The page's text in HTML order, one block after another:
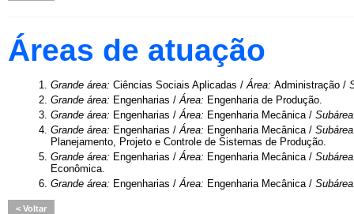
Áreas de atuação
1. Grande área: Ciências Sociais Aplicadas /Área: Administração /
2. Grande área: Engenharias /Área: Engenharia de Produção.
3. Grande área: Engenharias /Área: Engenharia Mecânica /
4. Grande área: Engenharias /Área: Engenharia Mecânica /
Planejamento, Projeto e Controle de Sistemas de Produção.
5. Grande área: Engenharias /Área: Engenharia Mecânica /
Econômica.
6. Grande área: Engenharias /Área: Engenharia Mecânica /
Voltar